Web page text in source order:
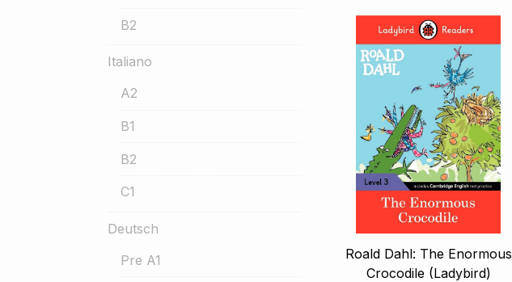
Roald Dahl: The Enormous
Crocodile (Ladybird)
B2
Italiano
A2
B1
B2
C1
Deutsch
Pre A1